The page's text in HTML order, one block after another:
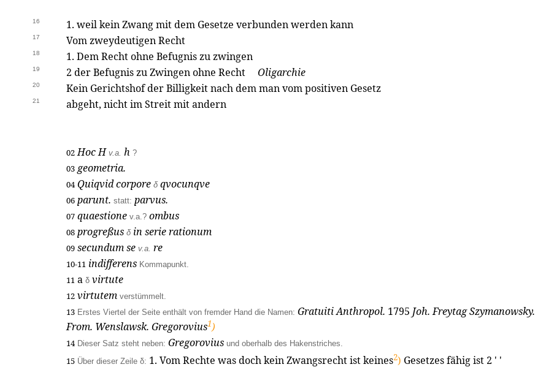
16 1. weil kein Zwang mit dem Gesetze verbunden werden kann
17 Vom zweydeutigen Recht
18 1. Dem Recht ohne Befugnis zu zwingen
19 2 der Befugnis zu Zwingen ohne Recht Oligarchie
20 Kein Gerichtshof der Billigkeit nach dem man vom positiven Gesetz
21 abgeht, nicht im Streit mit andern
02 Hoc H v.a. h ?
03 geometria.
04 Quiqvid corpore δqvocunqve
06 parunt. statt: parvus.
07 quaestione v.a.? ombus
08 progreßus δin serie rationum
09 secundum se v.a. re
10-11 indifferens Kommapunkt.
11 a δ virtute
12 virtutem verstümmelt.
13 Erstes Viertel der Seite enthält von fremder Hand die Namen: Gratuiti Anthropol. 1795 Joh. Freytag Szymanowsky.
From. Wenslawsk. Gregorovius1)
14 Dieser Satz steht neben: Gregorovius und oberhalb des Hakenstriches.
15 Über dieser Zeile δ: 1. Vom Rechte was doch kein Zwangsrecht ist keines2) Gesetzes fähig ist 2 ' '